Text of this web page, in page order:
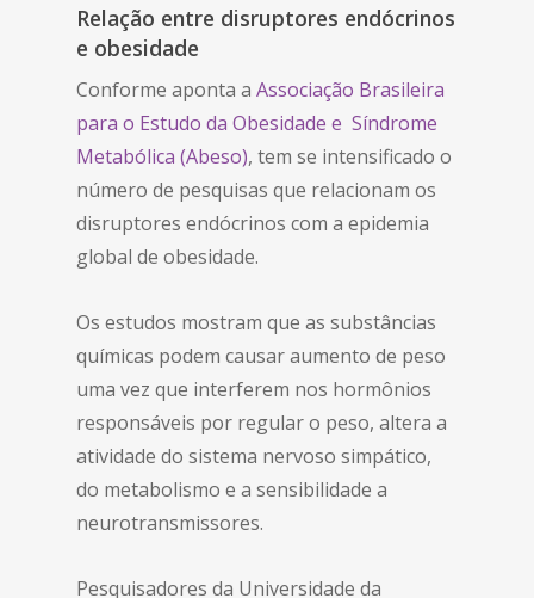
Relação entre disruptores endócrinos
e obesidade
Conforme aponta a Associação Brasileira
para o Estudo da Obesidade e Síndrome
Metabólica (Abeso), tem se intensificado o
número de pesquisas que relacionam os
disruptores endócrinos com a epidemia
global de obesidade.
Os estudos mostram que as substâncias
químicas podem causar aumento de peso
uma vez que interferem nos hormônios
responsáveis por regular o peso, altera a
atividade do sistema nervoso simpático,
do metabolismo e a sensibilidade a
neurotransmissores.
Pesquisadores da Universidade da